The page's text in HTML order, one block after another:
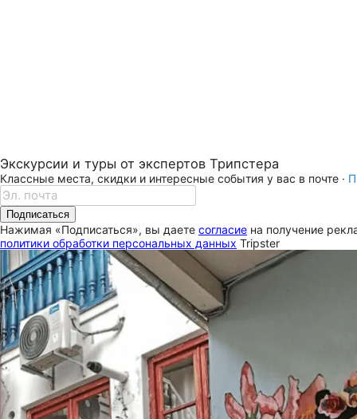
Экскурсии и туры от экспертов Трипстера
Классные места, скидки и интересные события у вас в почте ·
Подписаться
Нажимая «Подписаться», вы даете согласие на получение
политики обработки персональных данных Tripster